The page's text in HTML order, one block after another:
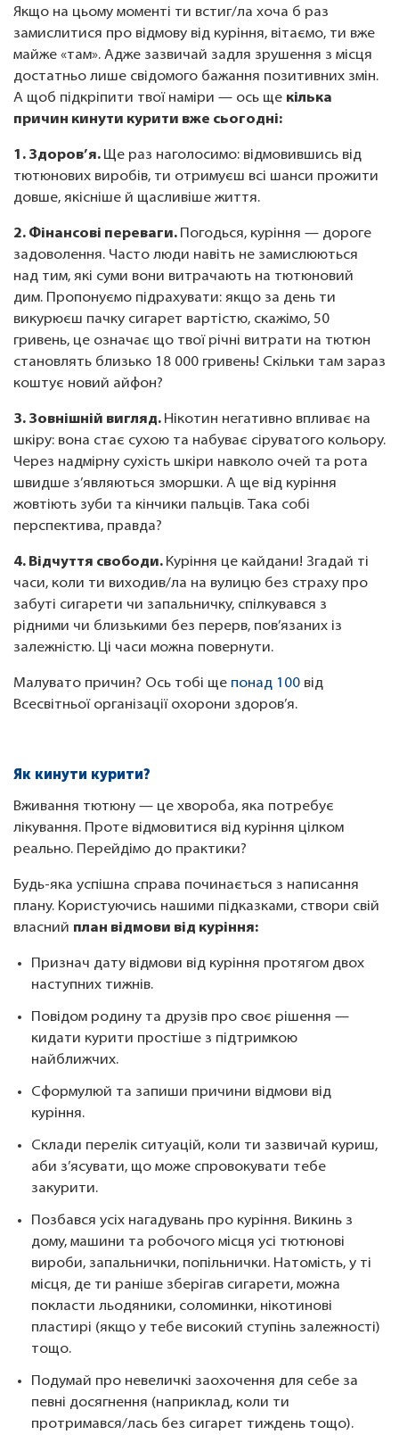
Якщо на цьому моменті ти встиг/ла хоча б раз
замислитися про відмову від куріння, вітаємо, ти вже
майже «там». Адже зазвичай задля зрушення з місця
достатньо лише свідомого бажання позитивних змін.
А щоб підкріпити твої наміри — ось ще кілька
причин кинути курити вже сьогодні:
1. Здоров’я. Ще раз наголосимо: відмовившись від
тютюнових виробів, ти отримуєш всі шанси прожити
довше, якісніше й щасливіше життя.
2. Фінансові переваги. Погодься, куріння — дороге
задоволення. Часто люди навіть не замислюються
над тим, які суми вони витрачають на тютюновий
дим. Пропонуємо підрахувати: якщо за день ти
викурюєш пачку сигарет вартістю, скажімо, 50
гривень, це означає що твої річні витрати на тютюн
становлять близько 18 000 гривень! Скільки там зараз
коштує новий айфон?
3. Зовнішній вигляд. Нікотин негативно впливає на
шкіру: вона стає сухою та набуває сіруватого кольору.
Через надмірну сухість шкіри навколо очей та рота
швидше з’являються зморшки. А ще від куріння
жовтіють зуби та кінчики пальців. Така собі
перспектива, правда?
4. Відчуття свободи. Куріння це кайдани! Згадай ті
часи, коли ти виходив/ла на вулицю без страху про
забуті сигарети чи запальничку, спілкувався з
рідними чи близькими без перерв, пов’язаних із
залежністю. Ці часи можна повернути.
Малувато причин? Ось тобі ще понад 100 від
Всесвітньої організації охорони здоров’я.
Як кинути курити?
Вживання тютюну — це хвороба, яка потребує
лікування. Проте відмовитися від куріння цілком
реально. Перейдімо до практики?
Будь-яка успішна справа починається з написання
плану. Користуючись нашими підказками, створи свій
власний план відмови від куріння:
Признач дату відмови від куріння протягом двох
наступних тижнів.
Повідом родину та друзів про своє рішення —
кидати курити простіше з підтримкою
найближчих.
Сформулюй та запиши причини відмови від
куріння.
Склади перелік ситуацій, коли ти зазвичай куриш,
аби з’ясувати, що може спровокувати тебе
закурити.
Позбався усіх нагадувань про куріння. Викинь з
дому, машини та робочого місця усі тютюнові
вироби, запальнички, попільнички. Натомість, у ті
місця, де ти раніше зберігав сигарети, можна
покласти льодяники, соломинки, нікотинові
пластирі (якщо у тебе високий ступінь залежності)
тощо.
Подумай про невеличкі заохочення для себе за
певні досягнення (наприклад, коли ти
протримався/лась без сигарет тиждень тощо).